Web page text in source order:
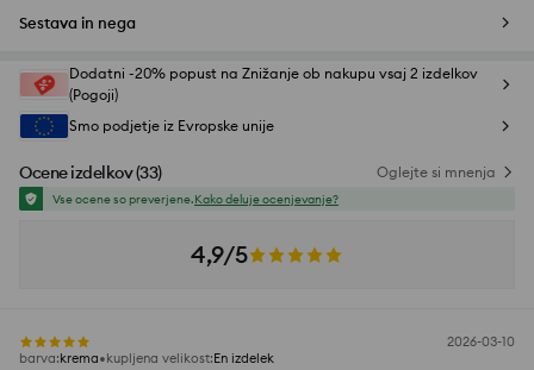
Sestava in nega
Dodatni -20% popust na Znižanje ob nakupu vsaj 2 izdelkov
(Pogoji)
Smo podjetje iz Evropske unije
Ocene izdelkov(33) Oglejte si mnenja
Vse ocene so preverjene.Kako deluje ocenjevanje?
4,9/5
2026-03-10
barva:krema kupljena velikost:En izdelek